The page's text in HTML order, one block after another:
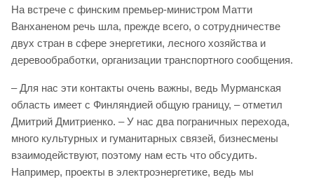
На встрече с финским премьер-министром Матти
Ванханеном речь шла, прежде всего, о сотрудничестве
двух стран в сфере энергетики, лесного хозяйства и
деревообработки, организации транспортного сообщения.
– Для нас эти контакты очень важны, ведь Мурманская
область имеет с Финляндией общую границу, – отметил
Дмитрий Дмитриенко. – У нас два пограничных перехода,
много культурных и гуманитарных связей, бизнесмены
взаимодействуют, поэтому нам есть что обсудить.
Например, проекты в электроэнергетике, ведь мы